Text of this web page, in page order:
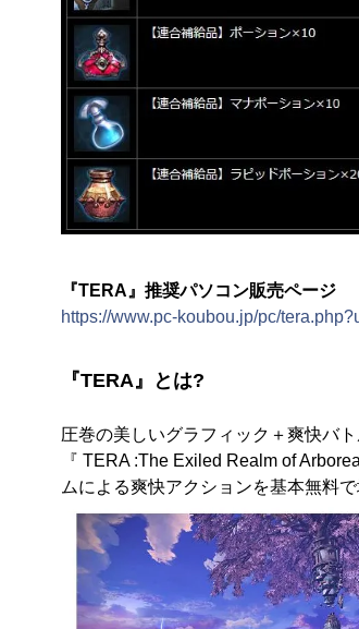
『TERA』推奨パソコン販売ページ
https://www.pc-koubou.jp/pc/
『TERA』とは?
圧巻の美しいグラフィック＋爽快バ
『 TERA :The Exiled Realm of
ムによる爽快アクションを基本無料